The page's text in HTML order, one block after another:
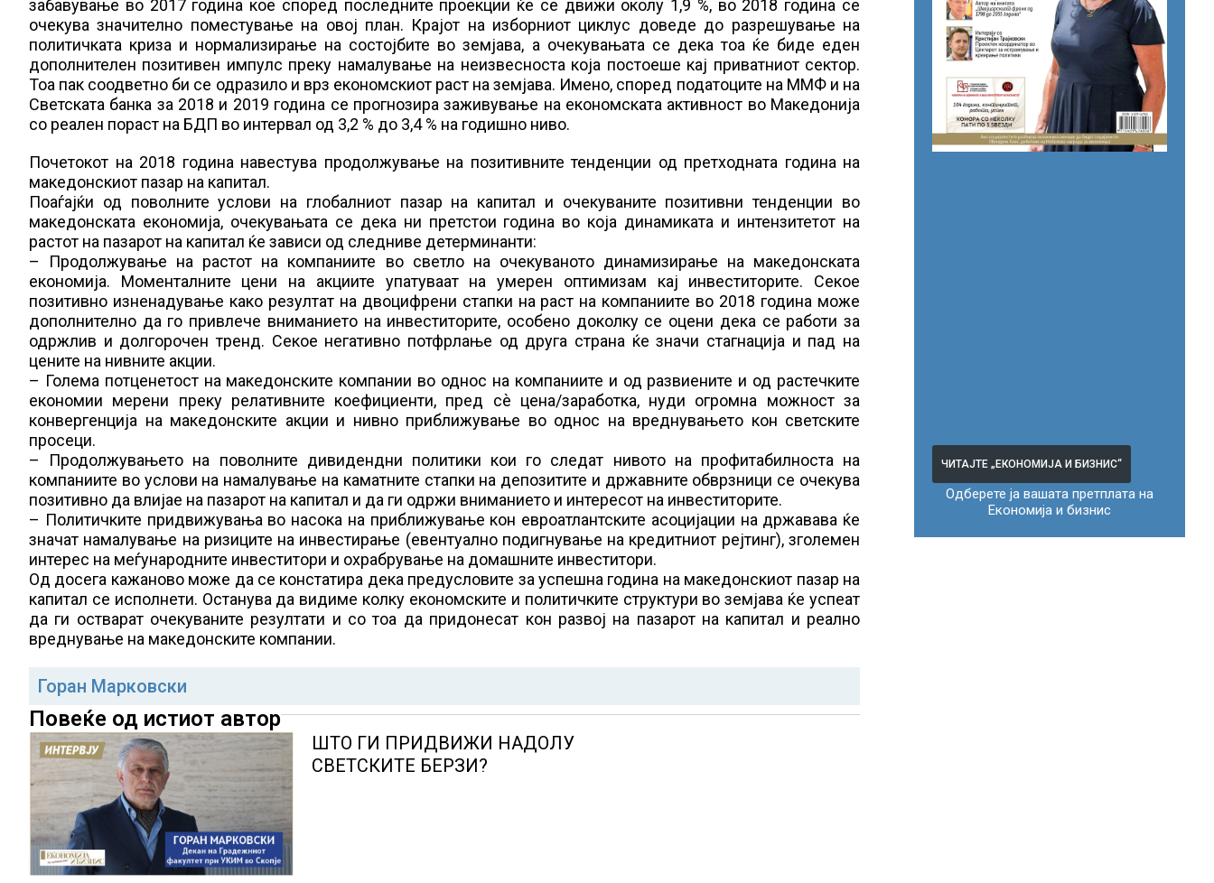
забавување во 2017 година кое според последните проекции ќе се движи околу 1,9 %, во 2018 година се
очекува значително поместување на овој план. Крајот на изборниот циклус доведе до разрешување на
политичката криза и нормализирање на состојбите во земјава, а очекувањата се дека тоа ќе биде еден
дополнителен позитивен импулс преку намалување на неизвесноста која постоеше кај приватниот сектор.
Тоа пак соодветно би се одразило и врз економскиот раст на земјава. Имено, според податоците на ММФ и на
Светската банка за 2018 и 2019 година се прогнозира заживување на економската активност во Македонија
со реален пораст на БДП во интервал од 3,2 % до 3,4 % на годишно ниво.
Почетокот на 2018 година навестува продолжување на позитивните тенденции од претходната година на
македонскиот пазар на капитал.
Поаѓајќи од поволните услови на глобалниот пазар на капитал и очекуваните позитивни тенденции во
македонската економија, очекувањата се дека ни претстои година во која динамиката и интензитетот на
растот на пазарот на капитал ќе зависи од следниве детерминанти:
– Продолжување на растот на компаниите во светло на очекуваното динамизирање на македонската
економија. Моменталните цени на акциите упатуваат на умерен оптимизам кај инвеститорите. Секое
позитивно изненадување како резултат на двоцифрени стапки на раст на компаниите во 2018 година може
дополнително да го привлече вниманието на инвеститорите, особено доколку се оцени дека се работи за
одржлив и долгорочен тренд. Секое негативно потфрлање од друга страна ќе значи стагнација и пад на
цените на нивните акции.
– Голема потценетост на македонските компании во однос на компаниите и од развиените и од растечките
економии мерени преку релативните коефициенти, пред сѐ цена/заработка, нуди огромна можност за
конвергенција на македонските акции и нивно приближување во однос на вреднувањето кон светските
просеци.
– Продолжувањето на поволните дивидендни политики кои го следат нивото на профитабилноста на
компаниите во услови на намалување на каматните стапки на депозитите и државните обврзници се очекува
позитивно да влијае на пазарот на капитал и да ги одржи вниманието и интересот на инвеститорите.
– Политичките придвижувања во насока на приближување кон евроатлантските асоцијации на државава ќе
значат намалување на ризиците на инвестирање (евентуално подигнување на кредитниот рејтинг), зголемен
интерес на меѓународните инвеститори и охрабрување на домашните инвеститори.
Од досега кажаново може да се констатира дека предусловите за успешна година на македонскиот пазар на
капитал се исполнети. Останува да видиме колку економските и политичките структури во земјава ќе успеат
да ги остварат очекуваните резултати и со тоа да придонесат кон развој на пазарот на капитал и реално
вреднување на македонските компании.
Горан Марковски
Повеќе од истиот автор
ШТО ГИ ПРИДВИЖИ НАДОЛУ
СВЕТСКИТЕ БЕРЗИ?
ЧИТАЈТЕ „ЕКОНОМИЈА И БИЗНИС“
Одберете ја вашата претплата на
Економија и бизнис